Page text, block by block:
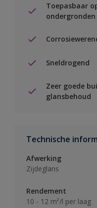
Toepasbaar
ondergronden
Sneldrogend
Zeer goede
glansbehoud
Technische
Afwerking
Zijdeglans
Rendement
10 - 12 m²/l per laag